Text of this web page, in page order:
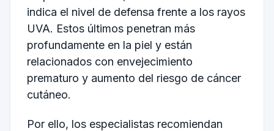
indica el nivel de defensa frente a los rayos
UVA. Estos últimos penetran más
profundamente en la piel y están
relacionados con envejecimiento
prematuro y aumento del riesgo de cáncer
cutáneo.
Por ello, los especialistas recomiendan